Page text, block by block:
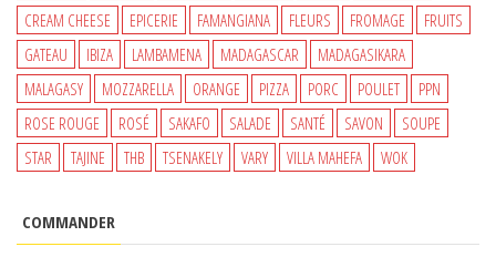
CREAM CHEESE
EPICERIE FAMANGIANA FLEURS FROMAGE
FRUITS
GATEAU
IBIZA LAMBAMENA MADAGASCAR
MADAGASIKARA
MALAGASY
MOZZARELLA ORANGE PIZZA PORC POULET
PPN
ROSE ROUGE
ROSÉ SAKAFO SALADE SANTÉ SAVON
SOUPE
STAR
TAJINE THB TSENAKELY VARY VILLA MAHEFA WOK
COMMANDER